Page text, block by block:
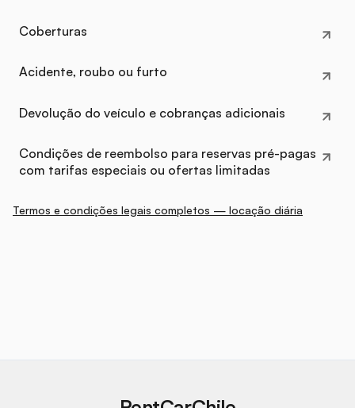
Coberturas
Acidente, roubo ou furto
Devolução do veículo e cobranças adicionais
Condições de reembolso para reservas pré-pagas
com tarifas especiais ou ofertas limitadas
Termos e condições legais completos — locação diária